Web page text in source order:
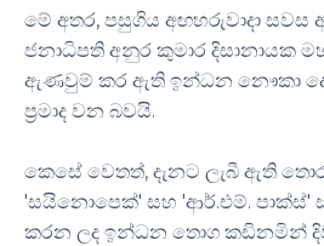
මේ අතර, පසුගිය අඟහරුවාදා සවස
ජනාධිපති අනුර කුමාර දිසානායක
ඇණවුම් කර ඇති ඉන්ධන නෞකා
ප්‍රමාද වන බවයි.
කෙසේ වෙතත්, දැනට ලැබී ඇති
'සයිනොපෙක්' සහ 'ආර්.එම්. පාක්ස්'
කරන ලද ඉන්ධන තොග කඩිනමින්